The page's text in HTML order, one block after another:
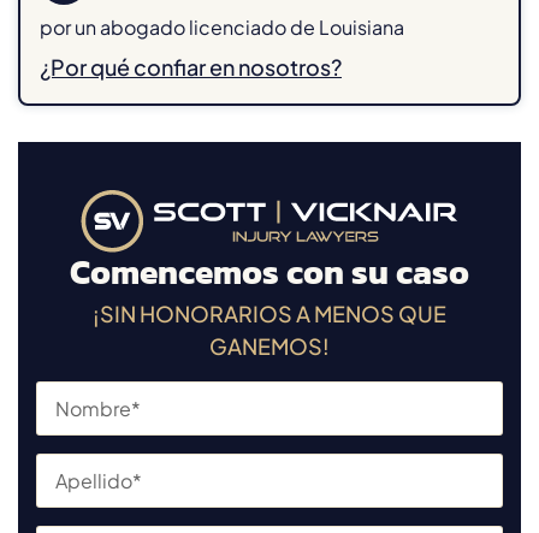
por un abogado licenciado de Louisiana
¿Por qué confiar en nosotros?
Comencemos con su caso
¡SIN HONORARIOS A MENOS QUE
GANEMOS!